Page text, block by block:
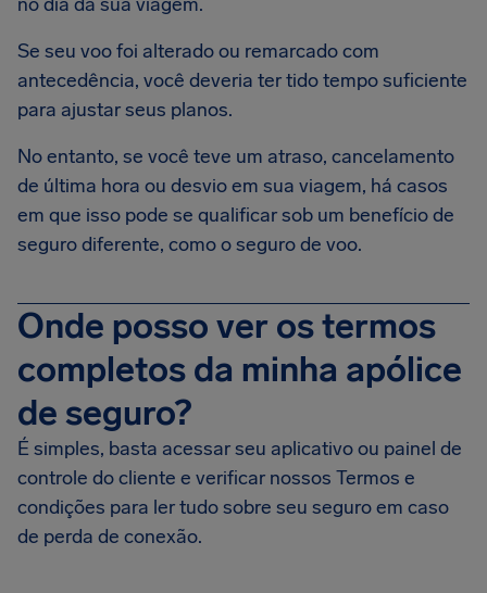
Se seu voo foi alterado ou remarcado com
antecedência, você deveria ter tido tempo suficiente
para ajustar seus planos.
No entanto, se você teve um atraso, cancelamento
de última hora ou desvio em sua viagem, há casos
em que isso pode se qualificar sob um benefício de
seguro diferente, como o seguro de voo.
Onde posso ver os termos
completos da minha apólice
de seguro?
É simples, basta acessar seu aplicativo ou painel de
controle do cliente e verificar nossos Termos e
condições para ler tudo sobre seu seguro em caso
de perda de conexão.